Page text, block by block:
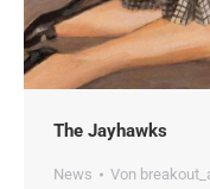
The Jayhawks
News Von